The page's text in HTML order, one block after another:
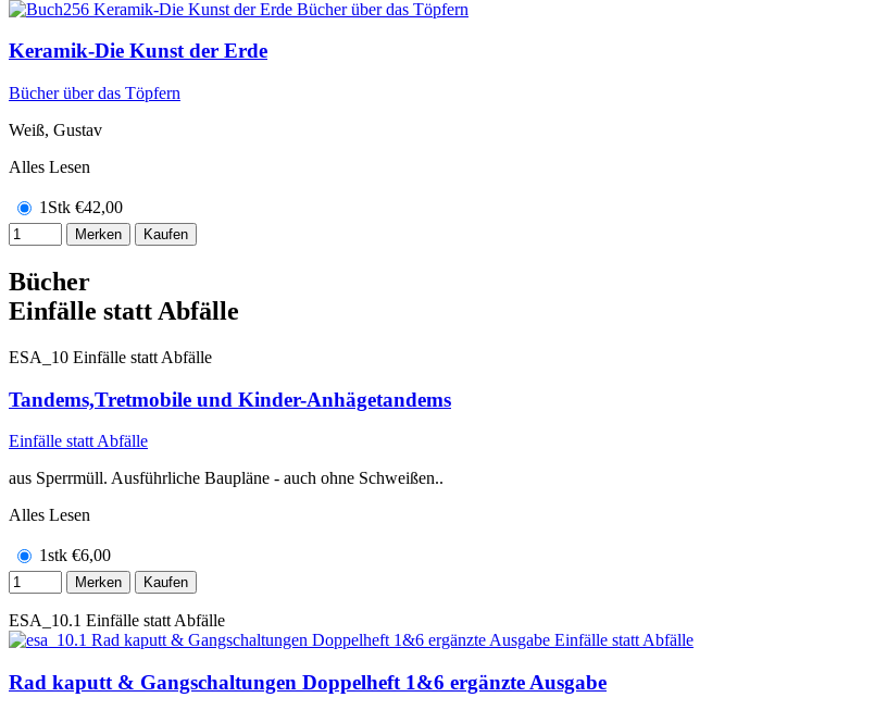
Keramik-Die Kunst der Erde
Bücher über das Töpfern
Weiß, Gustav
Alles Lesen
1Stk €42,00
Merken Kaufen
Bücher
Einfälle statt Abfälle
ESA_10 Einfälle statt Abfälle
Tandems,Tretmobile und Kinder-Anhägetandems
Einfälle statt Abfälle
aus Sperrmüll. Ausführliche Baupläne - auch ohne Schweißen..
Alles Lesen
1stk €6,00
Merken Kaufen
ESA_10.1 Einfälle statt Abfälle
Rad kaputt & Gangschaltungen Doppelheft 1&6 ergänzte Ausgabe